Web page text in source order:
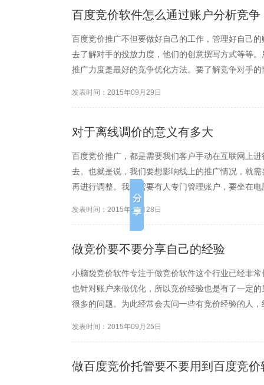
百度竞价软件怎么通过账户分析竞争
百度竞价推广不但要做好自己的工作，管理好自己
去了解对手的投放力度，他们的创意撰写方式等等
推广力度是最好的竞争优化方法。要了解竞争对手
发表时间：2015年09月29日
对于离线调价的意义有多大
百度竞价推广，都是需要我们客户手动在互联网上
去。也就是说，我们要想影响线上的推广情况，就
再进行调整。我们需要有人专门管理账户，要坐在
的人来说，是太不方便了。 为此，小脑袋竞价软件
调价管理账户的问题。 ...
发表时间：2015年09月28日
做竞价要不要分享自己的经验
小脑袋竞价软件专注于做竞价软件这个行业已经非
也针对账户来做优化，所以竞价经验也是有了一定
很多的问题。为此经常会去问一些有竞价经验的人
发表时间：2015年09月25日
做百度竞价托管要不要用到百度竞价